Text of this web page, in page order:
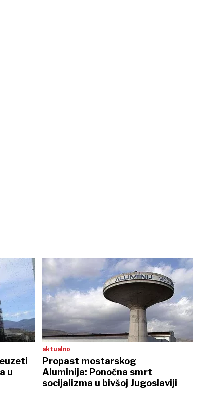
u
aktualno
Propast mostarskog
Aluminija: Ponoćna smrt
socijalizma u bivšoj Jugoslaviji